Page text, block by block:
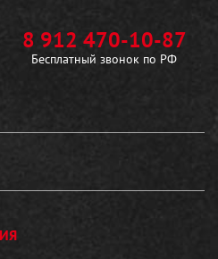
8 912 470-10-87
Бесплатный звонок по РФ